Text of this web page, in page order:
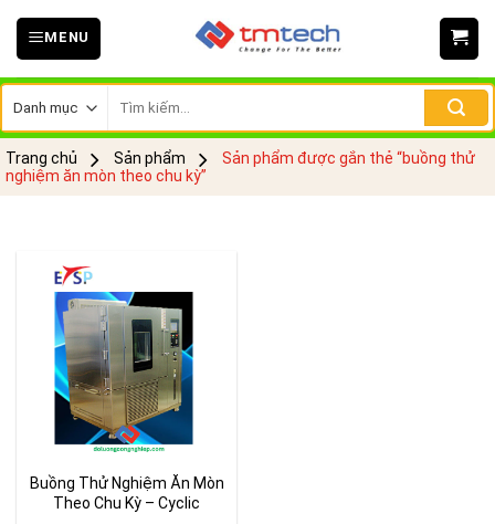
Skip
MENU
kiếm:
Trang chủ Sản phẩm
Sản phẩm được gắn thẻ “buồng thử
nghiệm ăn mòn theo chu kỳ”
Buồng Thử Nghiệm Ăn Mòn
Theo Chu Kỳ – Cyclic